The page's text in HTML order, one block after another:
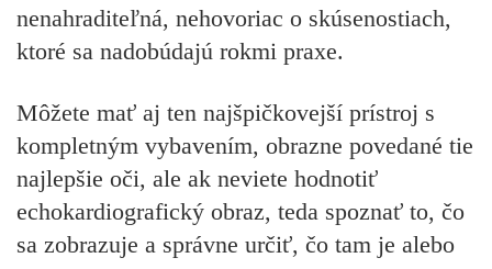
nenahraditeľná, nehovoriac o skúsenostiach,
ktoré sa nadobúdajú rokmi praxe.
Môžete mať aj ten najšpičkovejší prístroj s
kompletným vybavením, obrazne povedané tie
najlepšie oči, ale ak neviete hodnotiť
echokardiografický obraz, teda spoznať to, čo
sa zobrazuje a správne určiť, čo tam je alebo